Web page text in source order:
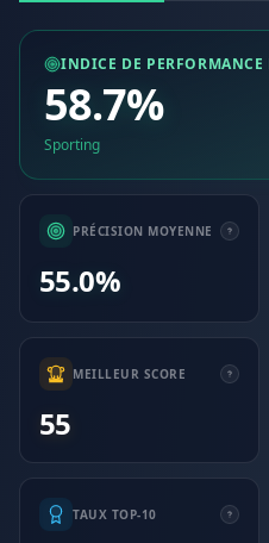
INDICE DE PERFORMANCE
58.7%
Sporting
PRÉCISION MOYENNE
55.0%
MEILLEUR SCORE
55
TAUX TOP-10